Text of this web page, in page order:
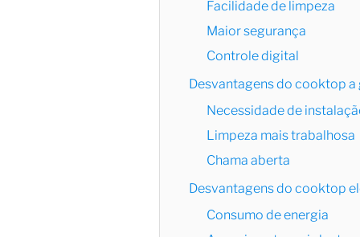
Facilidade de limpeza
Maior segurança
Controle digital
Desvantagens do cooktop a
Necessidade de
Limpeza mais trabalhosa
Chama aberta
Desvantagens do cooktop
Consumo de energia